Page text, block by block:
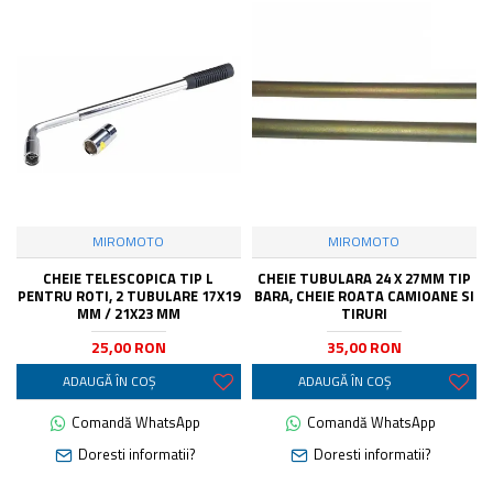
MIROMOTO
CHEIE TELESCOPICA TIP L
PENTRU ROTI, 2 TUBULARE 17X19
MM / 21X23 MM
25,00 RON
ADAUGĂ ÎN COŞ
Comandă WhatsApp
Doresti informatii?
MIROMOTO
CHEIE TUBULARA 24 X 27MM TIP
BARA, CHEIE ROATA CAMIOANE SI
TIRURI
35,00 RON
ADAUGĂ ÎN COŞ
Comandă WhatsApp
Doresti informatii?